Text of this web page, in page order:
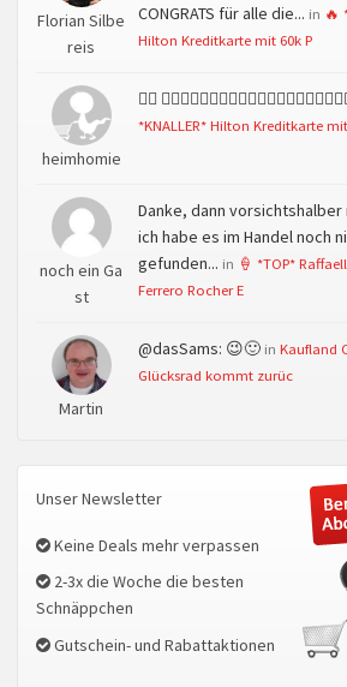
Florian Silbe
reis
CONGRATS für alle die... in 🔥
Hilton Kreditkarte mit 60k P
heimhomie
👍🏻
*KNALLER* Hilton Kreditkarte
noch ein Ga
st
Danke, dann vorsichtshalber
ich habe es im Handel noch
gefunden... in 🍦 *TOP*
Ferrero Rocher E
Martin
@dasSams: 😉🙂 in Kaufland
Glücksrad kommt zurüc
Unser Newsletter
Keine Deals mehr verpassen
2-3x die Woche die besten
Schnäppchen
Gutschein- und Rabattaktionen